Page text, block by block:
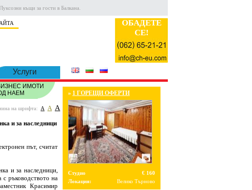
къщи за гости в Балкана.
ОБАДЕТЕ
СЕ!
Услуги
ИМОТИ
НАЕМ
на шрифта: A A A
и за наследници
път, считат
и за наследници,
ръководството на
Красимир
» 1 ГОРЕЩИ ОФЕРТИ
Студио
€ 160
Локация:
Велико Търново